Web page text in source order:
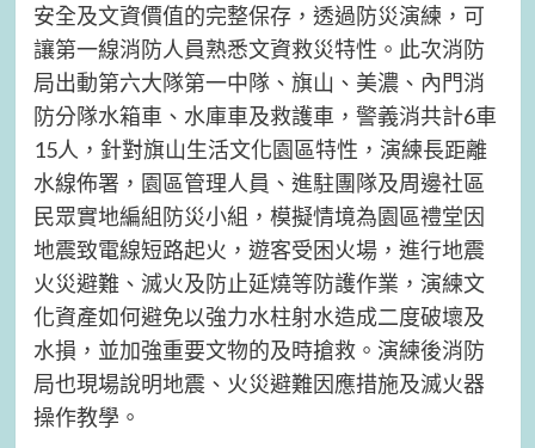
安全及文資價值的完整保存，透過防災演練，可
讓第一線消防人員熟悉文資救災特性。此次消防
局出動第六大隊第一中隊、旗山、美濃、內門消
防分隊水箱車、水庫車及救護車，警義消共計6車
15人，針對旗山生活文化園區特性，演練長距離
水線佈署，園區管理人員、進駐團隊及周邊社區
民眾實地編組防災小組，模擬情境為園區禮堂因
地震致電線短路起火，遊客受困火場，進行地震
火災避難、滅火及防止延燒等防護作業，演練文
化資產如何避免以強力水柱射水造成二度破壞及
水損，並加強重要文物的及時搶救。演練後消防
局也現場說明地震、火災避難因應措施及滅火器
操作教學。